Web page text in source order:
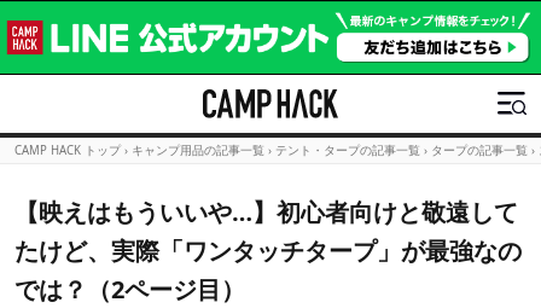
CAMP HACK トップ › キャンプ用品の記事一覧 › テント・タープの記事一覧 › タープの記事一覧 ›
【映えはもういいや…】初心者向けと敬遠して
たけど、実際「ワンタッチタープ」が最強なの
では？（2ページ目）